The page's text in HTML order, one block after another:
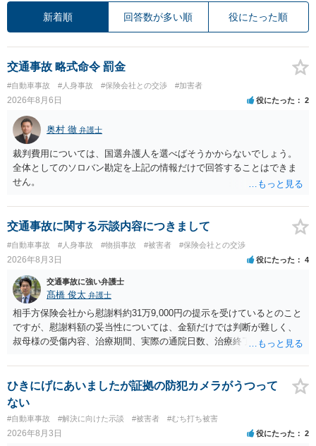
新着順 回答数が多い順 役にたった順
交通事故 略式命令 罰金
#自動車事故 #人身事故 #保険会社との交渉 #加害者
2026年8月6日 役にたった 2
奥村 徹 弁護士
裁判費用については、国選弁護人を選べばそうかからないでしょう。
全体としてのソロバン勘定を上記の情報だけで回答することはできま
せん。
交通事故に関する示談内容につきまして
#自動車事故 #人身事故 #物損事故 #被害者 #保険会社との交渉
2026年8月3日 役にたった 4
交通事故に強い弁護士
髙橋 俊太 弁護士
相手方保険会社から慰謝料約31万9,000円の提示を受けているとのこと
ですが、慰謝料額の妥当性については、金額だけでは判断が難しく、
叔母様の受傷内容、治療期間、実際の通院日数、治療終了の経緯、後
確認する必要があります。保険会社から提示される慰謝料額について
は、弁護士が介入することにより増額を検討できる場合がありますの
で、以下の資料・情報を準備した上で、弁護士に個別に相談すること
をお勧めいたします。 ・相手方保険会社から届いている示談金額の提
示書類 ・叔母様の診断名、けがの内容 ・治療開始日及び治療終了日
・入院の有無、通院回数 ・現在も症状が残っているか ・叔母様ご本人
ひきにげにあいましたが証拠の防犯カメラがうつって
ない
#自動車事故 #解決に向けた示談 #被害者 #むち打ち被害
2026年8月3日 役にたった 2